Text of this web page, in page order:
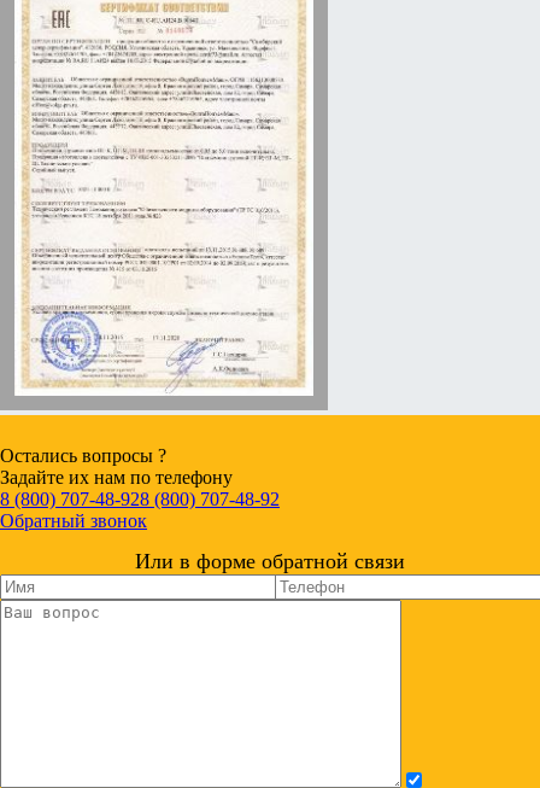
Остались вопросы ?
Задайте их нам по телефону
8 (800) 707-48-928 (800) 707-48-92
Обратный звонок
Или в форме обратной связи